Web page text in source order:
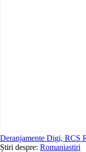
Deranjamente Digi, RCS
Știri despre: Romaniastiri